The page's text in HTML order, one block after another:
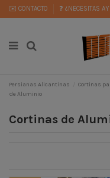
✉️ CONTACTO ❓ ¿NECESITAS
Persianas Alicantinas Cortinas
de Aluminio
Cortinas de